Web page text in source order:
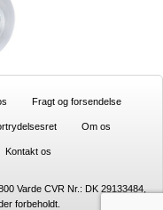
Fragt og forsendelse
Om os
Kontakt os
Varde CVR Nr.: DK 29133484,
forbeholdt.